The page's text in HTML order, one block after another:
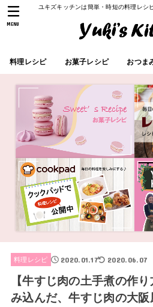
ユキズキッチンは簡単・時短の料理レシ
料理レシピ お菓子レシピ おつま
MENU
料理レシピ 2020.01.17 2020.06.07
【牛すじ肉の土手煮の作
み込んだ、牛すじ肉の大